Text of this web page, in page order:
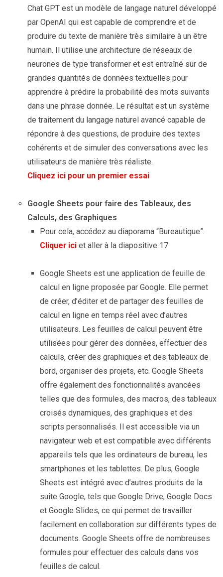
Chat GPT est un modèle de langage naturel développé
par OpenAI qui est capable de comprendre et de
produire du texte de manière très similaire à un être
humain. Il utilise une architecture de réseaux de
neurones de type transformer et est entraîné sur de
grandes quantités de données textuelles pour
apprendre à prédire la probabilité des mots suivants
dans une phrase donnée. Le résultat est un système
de traitement du langage naturel avancé capable de
répondre à des questions, de produire des textes
cohérents et de simuler des conversations avec les
utilisateurs de manière très réaliste.
Cliquez ici pour un premier essai
Google Sheets pour faire des Tableaux, des
Calculs, des Graphiques
Pour cela, accédez au diaporama “Bureautique”.
Cliquer ici et aller à la diapositive 17
Google Sheets est une application de feuille de
calcul en ligne proposée par Google. Elle permet
de créer, d’éditer et de partager des feuilles de
calcul en ligne en temps réel avec d’autres
utilisateurs. Les feuilles de calcul peuvent être
utilisées pour gérer des données, effectuer des
calculs, créer des graphiques et des tableaux de
bord, organiser des projets, etc. Google Sheets
offre également des fonctionnalités avancées
telles que des formules, des macros, des tableaux
croisés dynamiques, des graphiques et des
scripts personnalisés. Il est accessible via un
navigateur web et est compatible avec différents
appareils tels que les ordinateurs de bureau, les
smartphones et les tablettes. De plus, Google
Sheets est intégré avec d’autres produits de la
suite Google, tels que Google Drive, Google Docs
et Google Slides, ce qui permet de travailler
facilement en collaboration sur différents types de
documents. Google Sheets offre de nombreuses
formules pour effectuer des calculs dans vos
feuilles de calcul.